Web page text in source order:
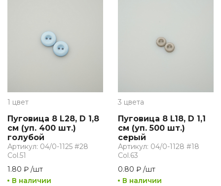
1 цвет
Пуговица 8 L28, D 1,8
см (уп. 400 шт.)
голубой
Артикул: 04/0-1125 #28
Col.51
1.80 ₽ /шт
В наличии
3 цвета
Пуговица 8 L18, D 1,1
см (уп. 500 шт.)
серый
Артикул: 04/0-1128 #18
Col.63
0.80 ₽ /шт
В наличии